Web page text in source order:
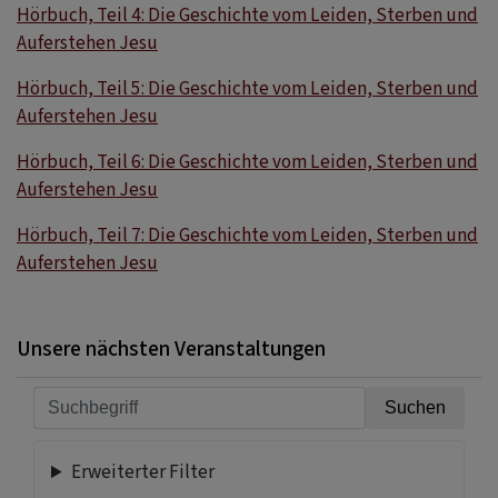
Hörbuch, Teil 4: Die Geschichte vom Leiden, Sterben und
Auferstehen Jesu
Hörbuch, Teil 5: Die Geschichte vom Leiden, Sterben und
Auferstehen Jesu
Hörbuch, Teil 6: Die Geschichte vom Leiden, Sterben und
Auferstehen Jesu
Hörbuch, Teil 7: Die Geschichte vom Leiden, Sterben und
Auferstehen Jesu
Unsere nächsten Veranstaltungen
Erweiterter Filter